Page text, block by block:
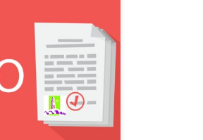
Provincial de
Provincial de la
de la convocatoria
LOCALES DE LA
DE
Y REDUCCIÓN